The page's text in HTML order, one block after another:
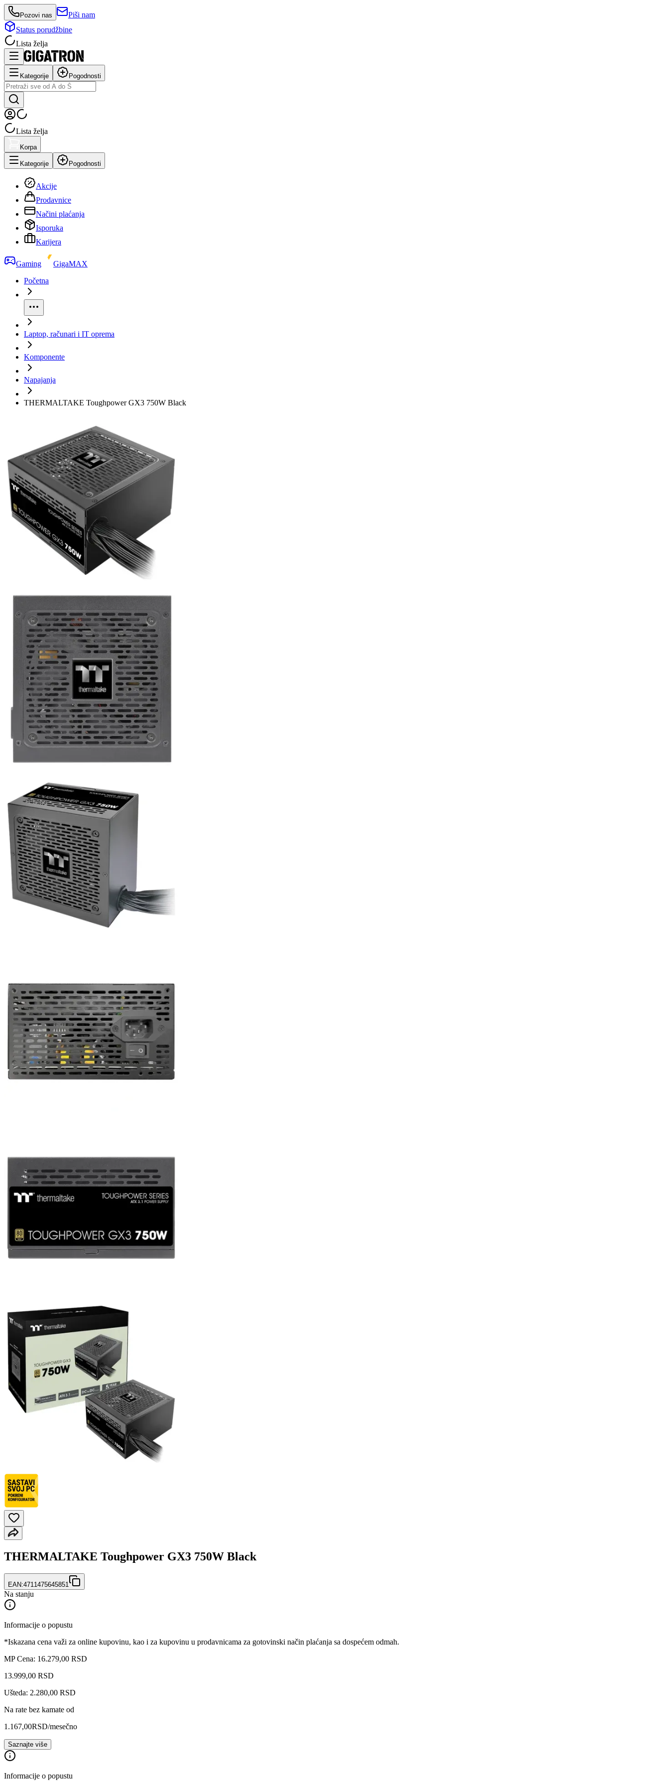
Pozovi nas
Piši nam
Status porudžbine
Lista želja
Kategorije Pogodnosti
Lista želja
Korpa
Kategorije Pogodnosti
Akcije
Prodavnice
Načini plaćanja
Isporuka
Karijera
Gaming
GigaMAX
Početna
Laptop, računari i IT oprema
Komponente
Napajanja
THERMALTAKE Toughpower GX3 750W Black
THERMALTAKE Toughpower GX3 750W Black
EAN:4711475645851
Na stanju
Informacije o popustu
*Iskazana cena važi za online kupovinu, kao i za kupovinu u prodavnicama za gotovinski način plaćanja sa dospećem odmah.
MP Cena: 16.279,00 RSD
13.999,00 RSD
Ušteda: 2.280,00 RSD
Na rate bez kamate od
1.167,00RSD/mesečno
Saznajte više
Informacije o popustu